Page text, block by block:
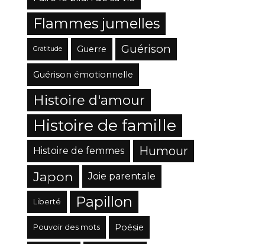
Flammes jumelles
Gratitude Guerre Guérison
Guérison émotionnelle
Histoire d'amour
Histoire de famille
Histoire de femmes Humour
Japon Joie parentale
Liberté Papillon
Pouvoir des mots Poésie